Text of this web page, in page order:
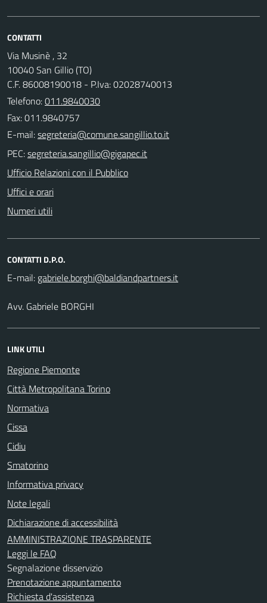
CONTATTI
Via Musinè , 32
10040 San Gillio (TO)
C.F. 86008190018 - P.Iva: 02028740013
Telefono:011.9840030
Fax: 011.9840757
E-mail:
PEC:
Ufficio Relazioni con il Pubblico
Uffici e orari
Numeri utili
CONTATTI D.P.O.
E-mail:
Avv. Gabriele BORGHI
LINK UTILI
Regione Piemonte
Città Metropolitana Torino
Normativa
Cissa
Cidiu
Smatorino
Informativa privacy
Note legali
Dichiarazione di accessibilità
AMMINISTRAZIONE TRASPARENTE
Leggi le FAQ
Segnalazione disservizio
Prenotazione appuntamento
Richiesta d'assistenza